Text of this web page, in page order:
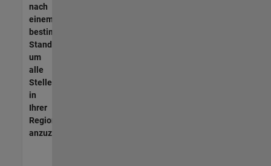
nach
einem
bestimmten
Standort,
um
alle
Stellenangebote
in
Ihrer
Region
anzuzeigen.